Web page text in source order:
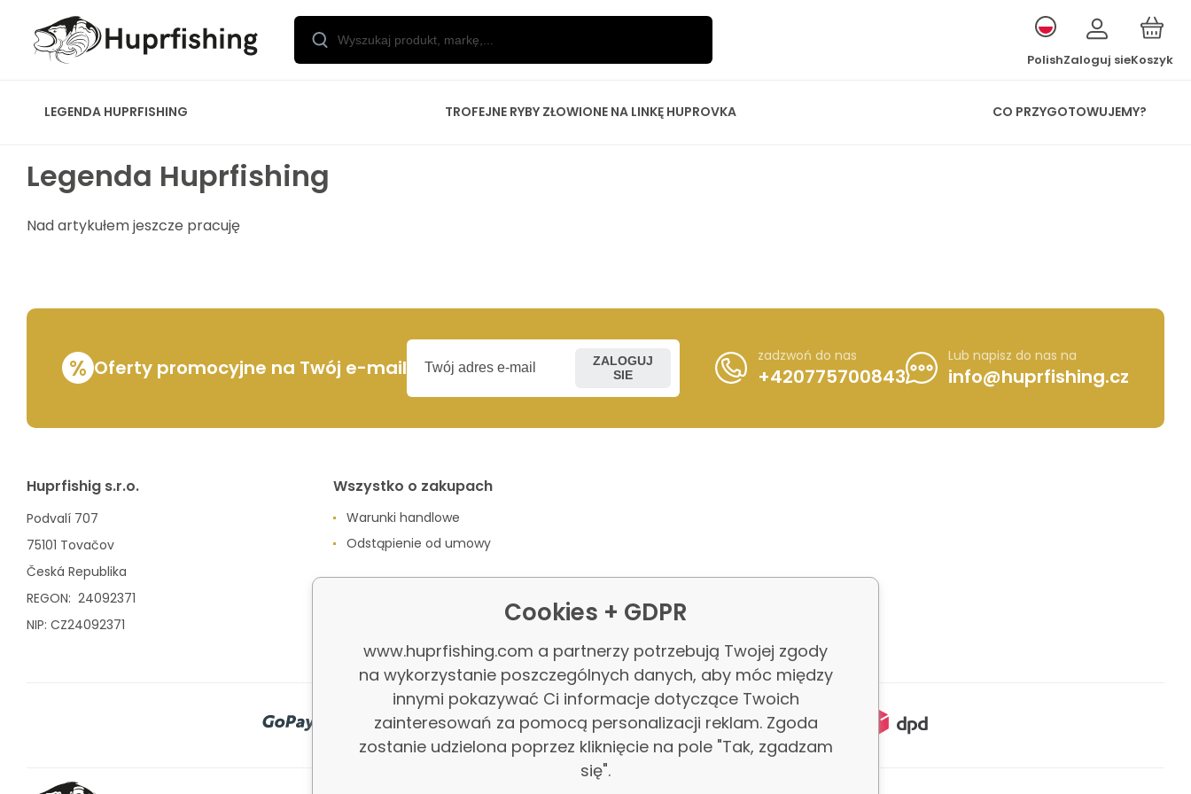
PolishZaloguj sieKoszyk
LEGENDA HUPRFISHING TROFEJNE RYBY ZŁOWIONE NA LINKĘ HUPROVKA CO PRZYGOTOWUJEMY?
Legenda Huprfishing
Nad artykułem jeszcze pracuję
% Oferty promocyjne na Twój e-mail
ZALOGUJ
SIE
zadzwoń do nas
+420775700843
Lub napisz do nas na
info@huprfishing.cz
Huprfishig s.r.o.
Podvalí 707
75101 Tovačov
Česká Republika
REGON: 24092371
NIP: CZ24092371
Wszystko o zakupach
Warunki handlowe
Odstąpienie od umowy
Cookies + GDPR
www.huprfishing.com a partnerzy potrzebują Twojej zgody
na wykorzystanie poszczególnych danych, aby móc między
innymi pokazywać Ci informacje dotyczące Twoich
zainteresowań za pomocą personalizacji reklam. Zgoda
zostanie udzielona poprzez kliknięcie na pole "Tak, zgadzam
się".